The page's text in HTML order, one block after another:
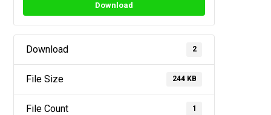
Download
Download 2
File Size 244 KB
File Count 1